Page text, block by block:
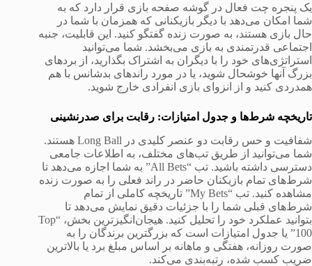
یک پنجره چت فعال در گوشه صفحه بازی قرار دارد که به
شما امکان می‌دهد با دیگر بازیکنانی که همزمان با شما در
حال بازی هستند، به صورت زنده گفتگو کنید. این قابلیت، جنبه
اجتماعی قدرتمندی به بازی می‌بخشد. شما می‌توانید
استراتژی‌های خود را با دیگران به اشتراک بگذارید، از بردهای
بزرگ آنها خوشحال شوید، یا در مورد راندهای بدشانس با هم
همدردی کنید و از انزوای بازی انفرادی خارج شوید.
تاریخچه شرط‌ها و جدول امتیازات: رقابت برای صدرنشینی
شفافیت و حس رقابت دو عنصر کلیدی در Long Ball هستند.
شما می‌توانید از طریق تب‌های مختلف، به اطلاعات جامعی
دسترسی داشته باشید. تب “All Bets” به شما اجازه می‌دهد تا
شرط‌های تمام بازیکنان حاضر در راند فعلی را به صورت زنده
مشاهده کنید. تب “My Bets” تاریخچه کاملی از تمام
شرط‌های قبلی شما را با جزئیات دقیق نمایش می‌دهد تا
بتوانید عملکرد خود را تحلیل کنید. هیجان‌انگیزترین بخش، “Top
100” یا جدول امتیازات است که بزرگترین برندگان را به
صورت روزانه، هفتگی و ماهانه بر اساس مبلغ برد یا بالاترین
ضریب کسب شده، رتبه‌بندی می‌کند.